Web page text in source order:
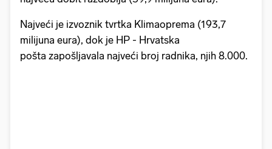
Najveći je izvoznik tvrtka Klimaoprema (193,7
milijuna eura), dok je HP - Hrvatska
pošta zapošljavala najveći broj radnika, njih 8.000.